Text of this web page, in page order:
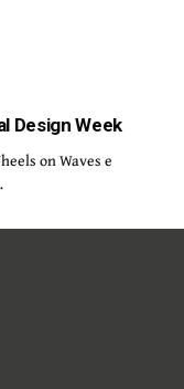
Design Week
on Waves e